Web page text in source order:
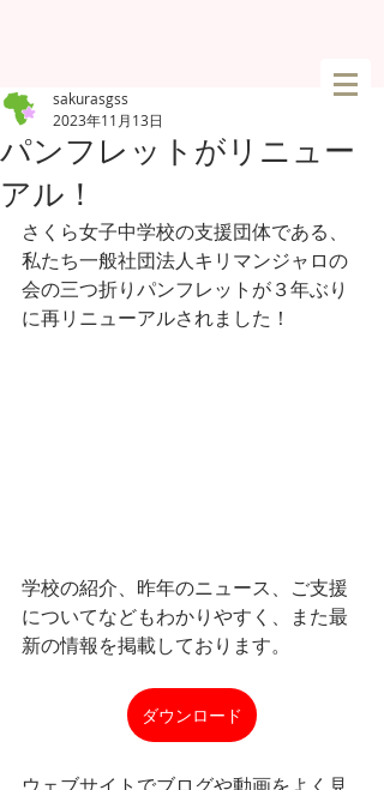
パンフレットがリニュー
アル！
sakurasgss
2023年11月13日
さくら女子中学校の支援団体である、
私たち一般社団法人キリマンジャロの
会の三つ折りパンフレットが３年ぶり
に再リニューアルされました！
学校の紹介、昨年のニュース、ご支援
についてなどもわかりやすく、また最
新の情報を掲載しております。
ダウンロード